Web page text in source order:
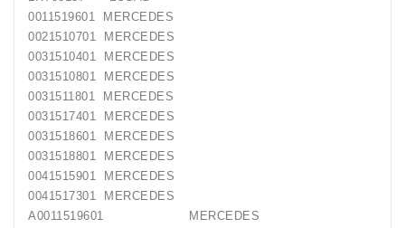
0011519601 MERCEDES
0021510701 MERCEDES
0031510401 MERCEDES
0031510801 MERCEDES
0031511801 MERCEDES
0031517401 MERCEDES
0031518601 MERCEDES
0031518801 MERCEDES
0041515901 MERCEDES
0041517301 MERCEDES
A0011519601 MERCEDES